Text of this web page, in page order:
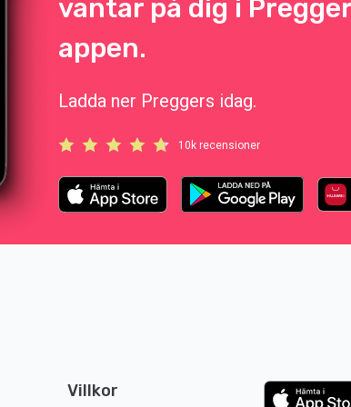
väntar på dig i
appen.
Ladda ner Preggers idag.
10k recensioner
Villkor